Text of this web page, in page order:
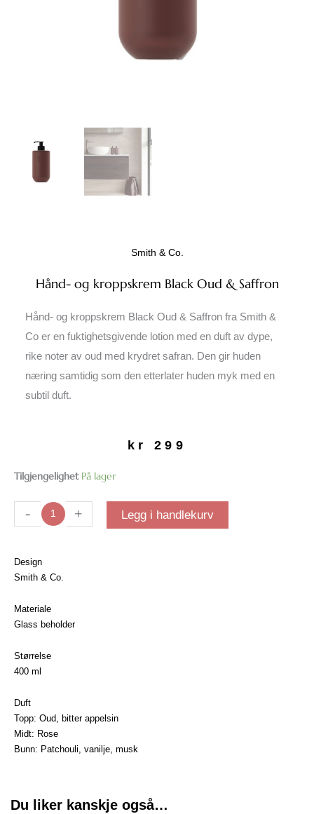
Smith & Co.
Hånd- og kroppskrem Black Oud & Saffron
Hånd- og kroppskrem Black Oud & Saffron fra Smith &
Co er en fuktighetsgivende lotion med en duft av dype,
rike noter av oud med krydret safran. Den gir huden
næring samtidig som den etterlater huden myk med en
subtil duft.
kr 299
Tilgjengelighet På lager
-
Hånd-
kroppskrem
Saffron
antall
+ Legg i handlekurv
Design
Smith & Co.
Materiale
Glass beholder
Størrelse
400 ml
Duft
Topp: Oud, bitter appelsin
Midt: Rose
Bunn: Patchouli, vanilje, musk
Du liker kanskje også…